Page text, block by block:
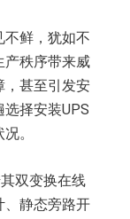
不鲜，犹如不
产秩序带来威
，甚至引发安
择安装UPS
。
双变换在线
、静态旁路开